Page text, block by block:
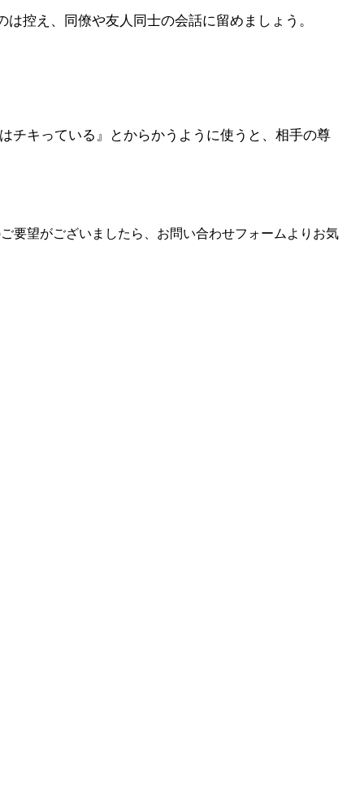
控え、同僚や友人同士の会話に留めましょう。
チキっている』とからかうように使うと、相手の尊
要望がございましたら、お問い合わせフォームよりお気